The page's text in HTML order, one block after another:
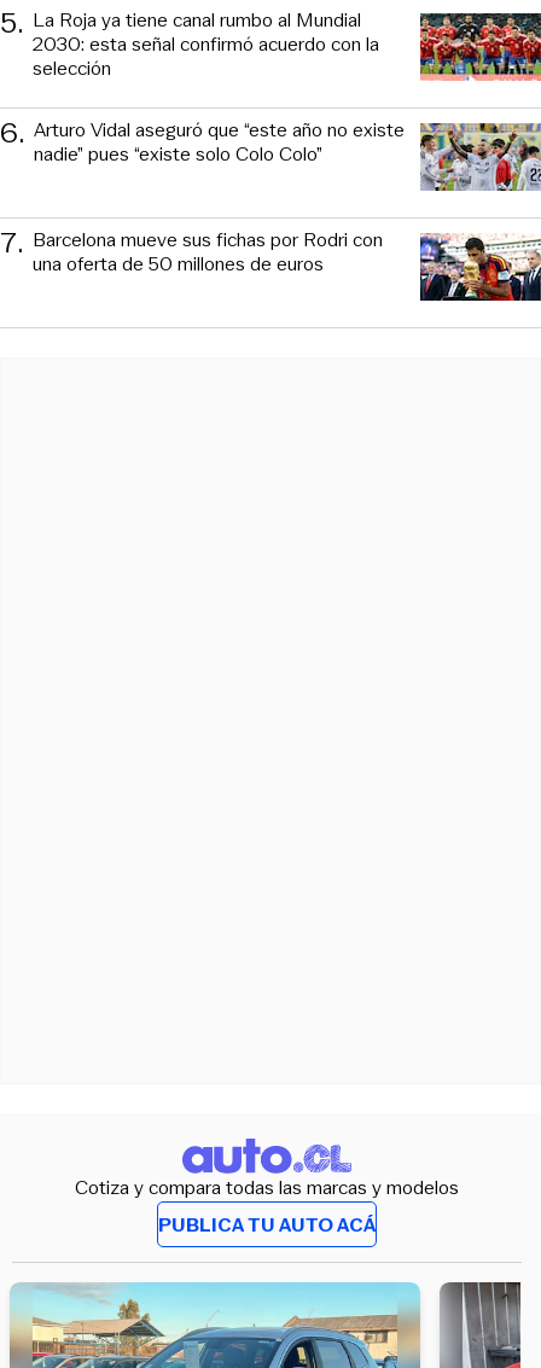
5. La Roja ya tiene canal rumbo al Mundial
2030: esta señal confirmó acuerdo con la
selección
6. Arturo Vidal aseguró que “este año no existe
nadie” pues “existe solo Colo Colo”
7. Barcelona mueve sus fichas por Rodri con
una oferta de 50 millones de euros
Cotiza y compara todas las marcas y modelos
PUBLICA TU AUTO ACÁ